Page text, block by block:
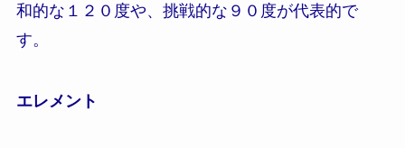
和的な１２０度や、挑戦的な９０度が代表的で
す。
エレメント